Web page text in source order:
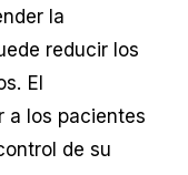
la
reducir los
El
a los pacientes
de su